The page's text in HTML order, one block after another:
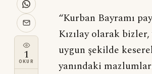
1
OKUR
“Kurban Bayramı
Kızılay olarak
uygun şekilde
yanındaki